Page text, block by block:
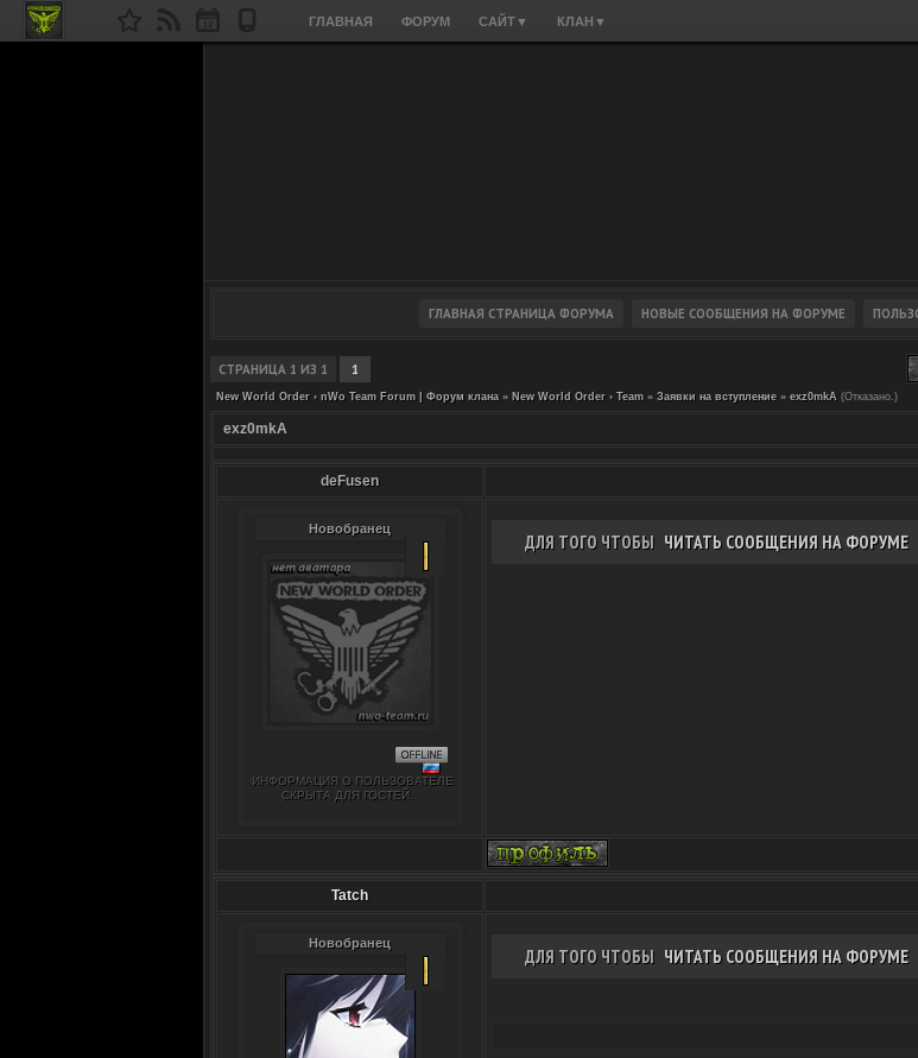
ГЛАВНАЯ ФОРУМ САЙТ▼ КЛАН ▼
СТРАНИЦА 1 ИЗ 1 1
New World Order › nWo Team Forum | Форум клана » New World Order › Team » Заявки на вступление » exz0mkA (Отказано.)
exz0mkA
deFusen
Новобранец
ИНФОРМАЦИЯ О ПОЛЬЗОВАТЕЛЕ
СКРЫТА ДЛЯ ГОСТЕЙ.
ДЛЯ ТОГО ЧТОБЫ ЧИТАТЬ СООБЩЕНИЯ НА ФОРУМЕ
Tatch
Новобранец
ДЛЯ ТОГО ЧТОБЫ ЧИТАТЬ СООБЩЕНИЯ НА ФОРУМЕ